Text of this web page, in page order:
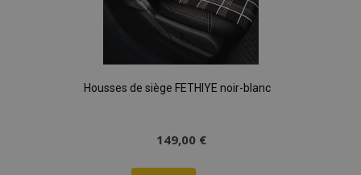
Housses de siège FETHIYE noir-blanc
149,00 €